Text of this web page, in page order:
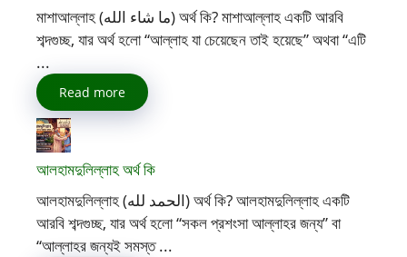
মাশাআল্লাহ (ما شاء الله) অর্থ কি? মাশাআল্লাহ একটি আরবি
শব্দগুচ্ছ, যার অর্থ হলো “আল্লাহ যা চেয়েছেন তাই হয়েছে” অথবা “এটি
...
Read more
আলহামদুলিল্লাহ অর্থ কি
আলহামদুলিল্লাহ (الحمد لله) অর্থ কি? আলহামদুলিল্লাহ একটি
আরবি শব্দগুচ্ছ, যার অর্থ হলো “সকল প্রশংসা আল্লাহর জন্য” বা
“আল্লাহর জন্যই সমস্ত ...